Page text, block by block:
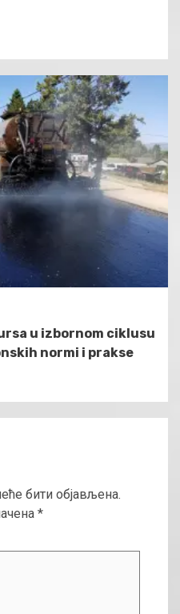
u izbornom ciklusu
normi i prakse
бити објављена.
*